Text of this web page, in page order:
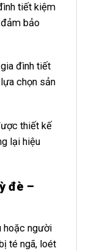
tiết kiệm
bảo
đình tiết
chọn sản
thiết kế
lại hiệu
đè –
hoặc người
té ngã, loét